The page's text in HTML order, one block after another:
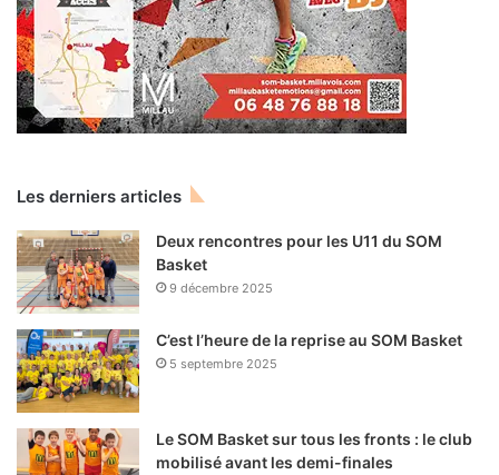
Les derniers articles
Deux rencontres pour les U11 du SOM
Basket
9 décembre 2025
C’est l’heure de la reprise au SOM Basket
5 septembre 2025
Le SOM Basket sur tous les fronts : le club
mobilisé avant les demi-finales